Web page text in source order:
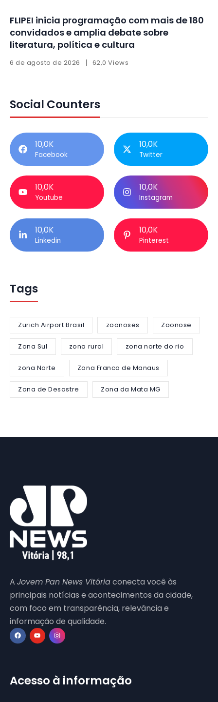
FLIPEI inicia programação com mais de 180
convidados e amplia debate sobre
literatura, política e cultura
6 de agosto de 2026 62,0 Views
Social Counters
10,0K
Facebook
10,0K
Twitter
10,0K
Youtube
10,0K
Instagram
10,0K
Linkedin
10,0K
Pinterest
Tags
Zurich Airport Brasil zoonoses Zoonose
Zona Sul zona rural zona norte do rio
zona Norte Zona Franca de Manaus
Zona de Desastre Zona da Mata MG
A Jovem Pan News Vitóriaconecta você às
principais notícias e acontecimentos da cidade,
com foco em transparência, relevância e
informação de qualidade.
Acesso à informação